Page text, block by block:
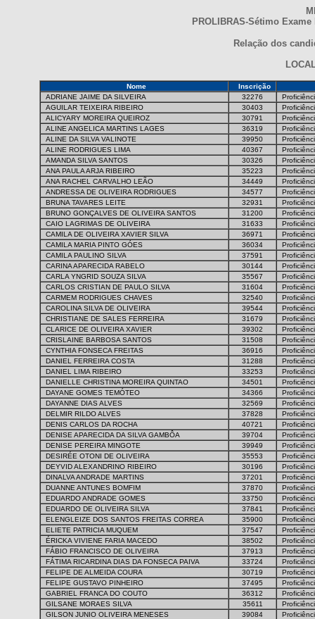
PROLIBRAS-Sétimo
Relação dos
Nome
Inscrição
ADRIANE JAIME DA SILVEIRA
32276
AGUILAR TEIXEIRA RIBEIRO
30403
ALICYARY MOREIRA QUEIROZ
30791
ALINE ANGELICA MARTINS LAGES
36319
ALINE DA SILVA VALINOTE
39950
ALINE RODRIGUES LIMA
40367
AMANDA SILVA SANTOS
30326
ANA PAULA ARJA RIBEIRO
35223
ANA RACHEL CARVALHO LEÃO
34449
ANDRESSA DE OLIVEIRA RODRIGUES
34577
BRUNA TAVARES LEITE
32931
BRUNO GONÇALVES DE OLIVEIRA SANTOS
31200
CAIO LAGRIMAS DE OLIVEIRA
31633
CAMILA DE OLIVEIRA XAVIER SILVA
36971
CAMILA MARIA PINTO GÓES
36034
CAMILA PAULINO SILVA
37591
CARINA APARECIDA RABELO
30144
CARLA YNGRID SOUZA SILVA
35567
CARLOS CRISTIAN DE PAULO SILVA
31604
CARMEM RODRIGUES CHAVES
32540
CAROLINA SILVA DE OLIVEIRA
39544
CHRISTIANE DE SALES FERREIRA
31679
CLARICE DE OLIVEIRA XAVIER
39302
CRISLAINE BARBOSA SANTOS
31508
CYNTHIA FONSECA FREITAS
36916
DANIEL FERREIRA COSTA
31288
DANIEL LIMA RIBEIRO
33253
DANIELLE CHRISTINA MOREIRA QUINTAO
34501
DAYANE GOMES TEMÓTEO
34366
DAYANNE DIAS ALVES
32569
DELMIR RILDO ALVES
37828
DENIS CARLOS DA ROCHA
40721
DENISE APARECIDA DA SILVA GAMBÔA
39704
DENISE PEREIRA MINGOTE
39949
DESIRÉE OTONI DE OLIVEIRA
35553
DEYVID ALEXANDRINO RIBEIRO
30196
DINALVA ANDRADE MARTINS
37201
DUANNE ANTUNES BOMFIM
37870
EDUARDO ANDRADE GOMES
33750
EDUARDO DE OLIVEIRA SILVA
37841
ELENGLEIZE DOS SANTOS FREITAS CORREA
35900
ELIETE PATRICIA MUQUEM
37547
ÉRICKA VIVIENE FARIA MACEDO
38502
FÁBIO FRANCISCO DE OLIVEIRA
37913
FÁTIMA RICARDINA DIAS DA FONSECA PAIVA
33724
FELIPE DE ALMEIDA COURA
30719
FELIPE GUSTAVO PINHEIRO
37495
GABRIEL FRANCA DO COUTO
36312
GILSANE MORAES SILVA
35611
GILSON JUNIO OLIVEIRA MENESES
39084